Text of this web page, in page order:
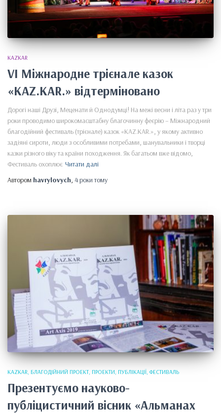
KAZKAR
VI Міжнародне трієнале казок
«KAZ.KAR.» відтерміновано
Дорогі наші Друзі, Меценати й Однодумці! На межі весни і літа раз у три
роки проводимо широкомасштабну благочинну феєрію – Міжнародний
благодійний фестиваль (трієнале) казок «KAZ.KAR.», у якому активно
задіяні сироти, люди з особливими потребами, шанувальники і творці
казки різного віку та країни походження. Як багатьом вже відомо,
Фестиваль охоплює Читати далі
Автором havrylovych, 4 рокитому
KAZKAR БЛАГОДІЙНИЙ ПРОЕКТ ПРОЕКТИ ПУБЛІКАЦІЇ ФЕСТИВАЛЬ
Презентуємо науково-
публіцистичний вісник «Альманах